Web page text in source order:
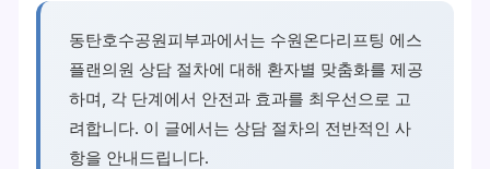
동탄호수공원피부과에서는 수원온다리프팅 에스
플랜의원 상담 절차에 대해 환자별 맞춤화를 제공
하며, 각 단계에서 안전과 효과를 최우선으로 고
려합니다. 이 글에서는 상담 절차의 전반적인 사
항을 안내드립니다.